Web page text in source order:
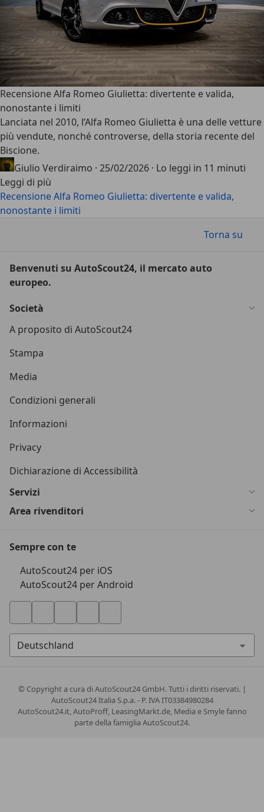
Recensione Alfa Romeo Giulietta: divertente e valida,
nonostante i limiti
Lanciata nel 2010, l’Alfa Romeo Giulietta è una delle vetture
più vendute, nonché controverse, della storia recente del
Biscione.
Giulio Verdiraimo · 25/02/2026 · Lo leggi in 11 minuti
Leggi di più
Recensione Alfa Romeo Giulietta: divertente e valida,
nonostante i limiti
Torna su
Benvenuti su AutoScout24, il mercato auto
europeo.
Società
A proposito di AutoScout24
Stampa
Media
Condizioni generali
Informazioni
Privacy
Dichiarazione di Accessibilità
Servizi
Area rivenditori
Sempre con te
AutoScout24 per iOS
AutoScout24 per Android
© Copyrighta cura di AutoScout24 GmbH. Tutti i diritti riservati. |
AutoScout24 Italia S.p.a. - P. IVA IT03384980284
AutoScout24.it, AutoProff, LeasingMarkt.de, Media e Smyle fanno
parte della famiglia AutoScout24.